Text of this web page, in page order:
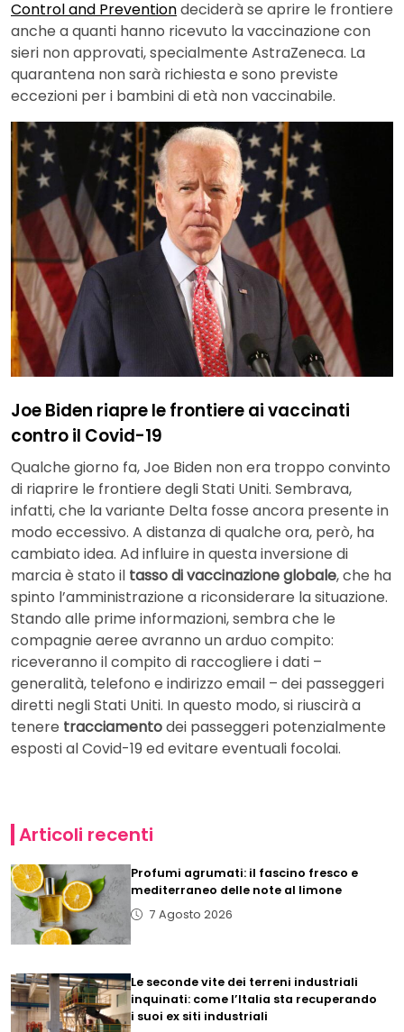
Control and Preventiondeciderà se aprire le frontiere
anche a quanti hanno ricevuto la vaccinazione con
sieri non approvati, specialmente AstraZeneca. La
quarantena non sarà richiesta e sono previste
eccezioni per i bambini di età non vaccinabile.
Joe Biden riapre le frontiere ai vaccinati
contro il Covid-19
Qualche giorno fa, Joe Biden non era troppo convinto
di riaprire le frontiere degli Stati Uniti. Sembrava,
infatti, che la variante Delta fosse ancora presente in
modo eccessivo. A distanza di qualche ora, però, ha
cambiato idea. Ad influire in questa inversione di
marcia è stato il tasso di vaccinazione globale, che ha
spinto l’amministrazione a riconsiderare la situazione.
Stando alle prime informazioni, sembra che le
compagnie aeree avranno un arduo compito:
riceveranno il compito di raccogliere i dati –
generalità, telefono e indirizzo email – dei passeggeri
diretti negli Stati Uniti. In questo modo, si riuscirà a
tenere tracciamentodei passeggeri potenzialmente
esposti al Covid-19 ed evitare eventuali focolai.
Articoli recenti
Profumi agrumati: il fascino fresco e
mediterraneo delle note al limone
7 Agosto 2026
Le seconde vite dei terreni industriali
inquinati: come l’Italia sta recuperando
i suoi ex siti industriali